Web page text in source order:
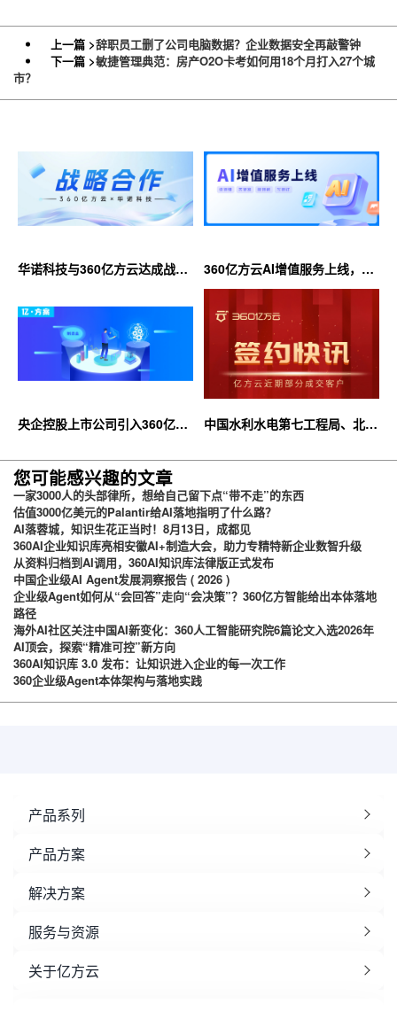
上一篇 >辞职员工删了公司电脑数据？企业数据安全再敲警钟
下一篇 >敏捷管理典范：房产O2O卡考如何用18个月打入27个城
市？
华诺科技与360亿方云达成战略
360亿方云AI增值服务上线，超
大限时优惠等你来！
央企控股上市公司引入360亿方
台
中国水利水电第七工程局、北京
您可能感兴趣的文章
一家3000人的头部律所，想给自己留下点“带不走”的东西
估值3000亿美元的Palantir给AI落地指明了什么路？
AI落蓉城，知识生花正当时！8月13日，成都见
360AI企业知识库亮相安徽AI+制造大会，助力专精特新企业数智升级
从资料归档到AI调用，360AI知识库法律版正式发布
中国企业级AI Agent发展洞察报告 ( 2026 )
企业级Agent如何从“会回答”走向“会决策”？360亿方智能给出本体落地
路径
海外AI社区关注中国AI新变化：360人工智能研究院6篇论文入选2026年
AI顶会，探索“精准可控”新方向
360AI知识库 3.0 发布：让知识进入企业的每一次工作
360企业级Agent本体架构与落地实践
产品系列
产品方案
解决方案
服务与资源
关于亿方云